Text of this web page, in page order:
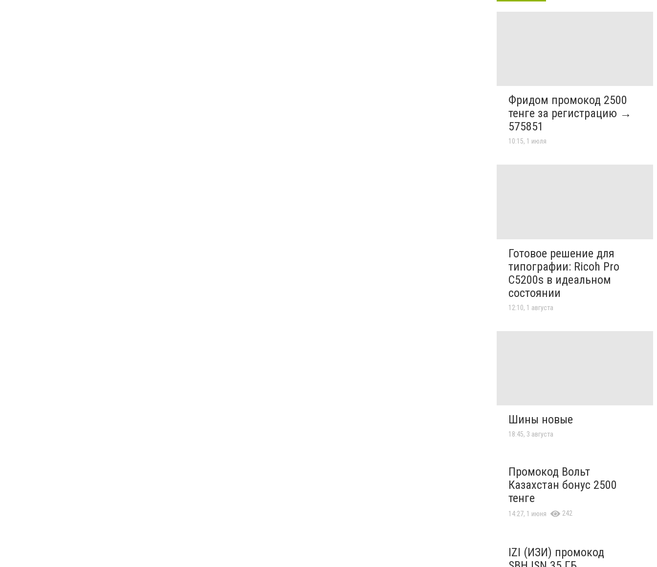
Фридом промокод 2500
тенге за регистрацию →
575851
10:15, 1 июля
Готовое решение для
типографии: Ricoh Pro
C5200s в идеальном
состоянии
12:10, 1 августа
Шины новые
18:45, 3 августа
Промокод Вольт
Казахстан бонус 2500
тенге
14:27, 1 июня 242
IZI (ИЗИ) промокод